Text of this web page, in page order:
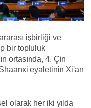
işbirliği ve
bir topluluk
ortasında, 4. Çin
eyaletinin Xi'an
olarak her iki yılda